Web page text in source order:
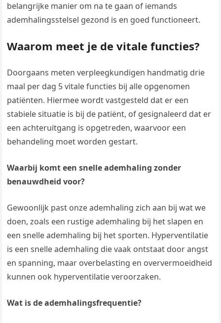
belangrijke manier om na te gaan of iemands
ademhalingsstelsel gezond is en goed functioneert.
Waarom meet je de vitale functies?
Doorgaans meten verpleegkundigen handmatig drie
maal per dag 5 vitale functies bij alle opgenomen
patiënten. Hiermee wordt vastgesteld dat er een
stabiele situatie is bij de patiënt, of gesignaleerd dat er
een achteruitgang is opgetreden, waarvoor een
behandeling moet worden gestart.
Waarbij komt een snelle ademhaling zonder
benauwdheid voor?
Gewoonlijk past onze ademhaling zich aan bij wat we
doen, zoals een rustige ademhaling bij het slapen en
een snelle ademhaling bij het sporten. Hyperventilatie
is een snelle ademhaling die vaak ontstaat door angst
en spanning, maar overbelasting en oververmoeidheid
kunnen ook hyperventilatie veroorzaken.
Wat is de ademhalingsfrequentie?